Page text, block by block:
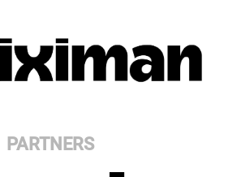
PARTNERS